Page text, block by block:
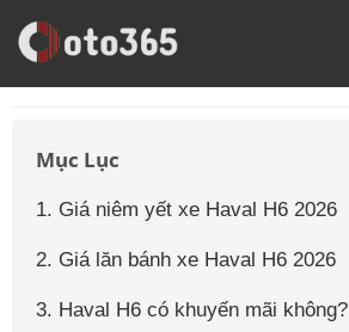
Trang Chủ Giá Xe Ô Tô
Mục Lục
1. Giá niêm yết xe Haval H6 2026
2. Giá lăn bánh xe Haval H6 2026
3. Haval H6 có khuyến mãi không?